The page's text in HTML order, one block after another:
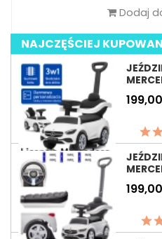
Dodaj
NAJCZĘŚCIEJ
Cena
Cena